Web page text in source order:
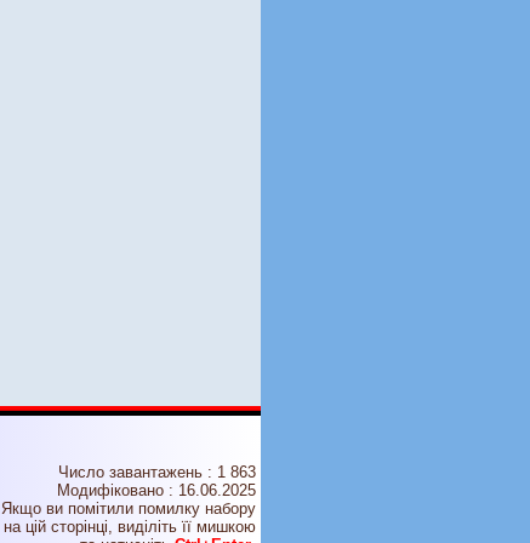
Число завантажень : 1 863
Модифіковано : 16.06.2025
Якщо ви помітили помилку набору
на цiй сторiнцi, видiлiть її мишкою